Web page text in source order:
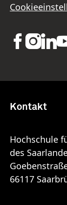
Kontakt
Hochschule
des
66117